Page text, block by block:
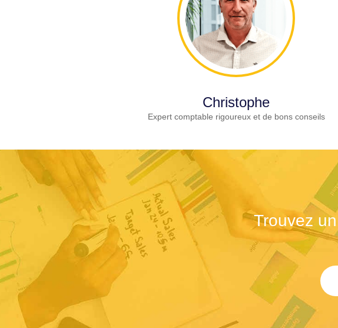
Christophe
Expert comptable rigoureux et de bons conseils
Trouvez